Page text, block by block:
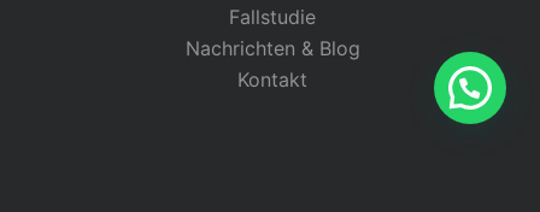
Fallstudie
Nachrichten & Blog
Kontakt